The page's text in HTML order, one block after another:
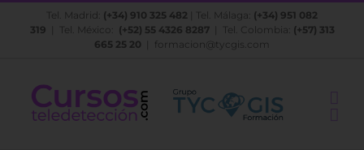
Saltar
Tel. Madrid: (+34) 910 325 482 | Tel. Málaga: (+34) 951 082
319 | Tel. México: (+52) 55 4326 8287| Tel. Colombia: (+57) 313
665 25 20
formacion@tycgis.com